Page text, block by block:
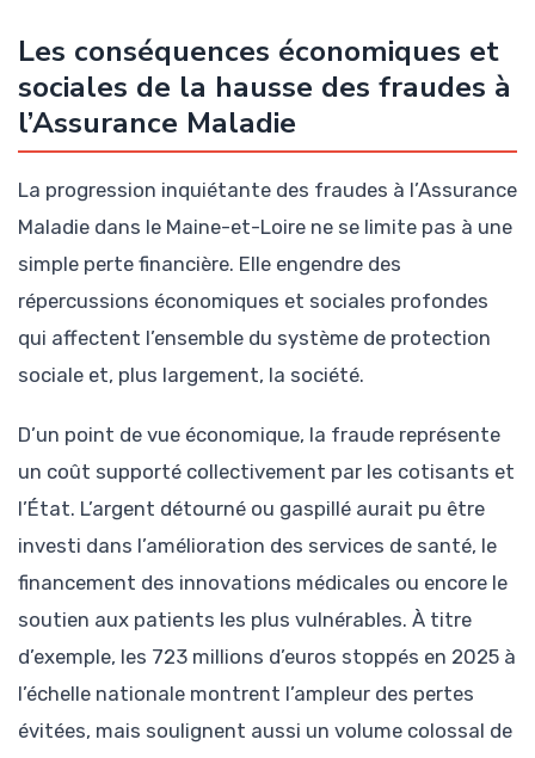
Les conséquences économiques et
sociales de la hausse des fraudes à
l’Assurance Maladie
La progression inquiétante des fraudes à l’Assurance
Maladie dans le Maine-et-Loire ne se limite pas à une
simple perte financière. Elle engendre des
répercussions économiques et sociales profondes
qui affectent l’ensemble du système de protection
sociale et, plus largement, la société.
D’un point de vue économique, la fraude représente
un coût supporté collectivement par les cotisants et
l’État. L’argent détourné ou gaspillé aurait pu être
investi dans l’amélioration des services de santé, le
financement des innovations médicales ou encore le
soutien aux patients les plus vulnérables. À titre
d’exemple, les 723 millions d’euros stoppés en 2025 à
l’échelle nationale montrent l’ampleur des pertes
évitées, mais soulignent aussi un volume colossal de